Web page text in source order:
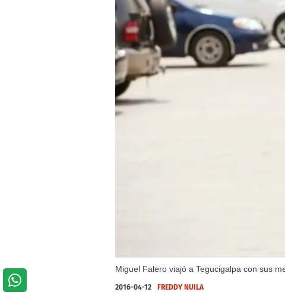
Miguel Falero viajó a Tegucigalpa con sus
2016-04-12 FREDDY NUILA